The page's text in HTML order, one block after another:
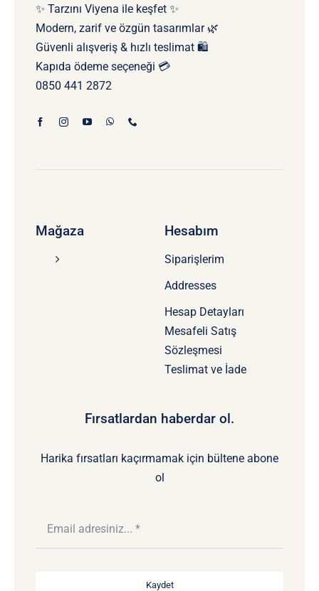
✨ Tarzını Viyena ile keşfet ✨
Modern, zarif ve özgün tasarımlar 🌿
Güvenli alışveriş & hızlı teslimat 🛍️
Kapıda ödeme seçeneği 💳
0850 441 2872
Mağaza Hesabım
Siparişlerim
Addresses
Hesap Detayları
Mesafeli Satış
Sözleşmesi
Teslimat ve İade
Fırsatlardan haberdar ol.
Harika fırsatları kaçırmamak için bültene abone
ol
Kaydet